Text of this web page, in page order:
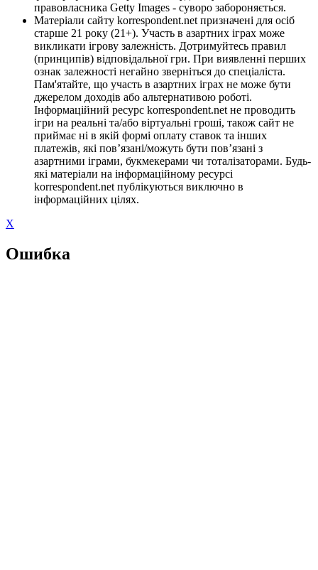
правовласника Getty Images - суворо забороняється.
Матеріали сайту korrespondent.net призначені для осіб
старше 21 року (21+). Участь в азартних іграх може
викликати ігрову залежність. Дотримуйтесь правил
(принципів) відповідальної гри. При виявленні перших
ознак залежності негайно зверніться до спеціаліста.
Пам'ятайте, що участь в азартних іграх не може бути
джерелом доходів або альтернативою роботі.
Інформаційний ресурс korrespondent.net не проводить
ігри на реальні та/або віртуальні гроші, також сайт не
приймає ні в якій формі оплату ставок та інших
платежів, які пов’язані/можуть бути пов’язані з
азартними іграми, букмекерами чи тоталізаторами. Будь-
які матеріали на інформаційному ресурсі
korrespondent.net публікуються виключно в
інформаційних цілях.
X
Ошибка